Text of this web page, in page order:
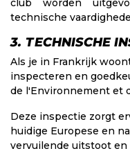
technische
3. TECHNISCHE
Als je in Frankrijk
inspecteren en
de l'Environnement et
Deze inspectie zorgt
huidige Europese en
vervuilende uitstoot en